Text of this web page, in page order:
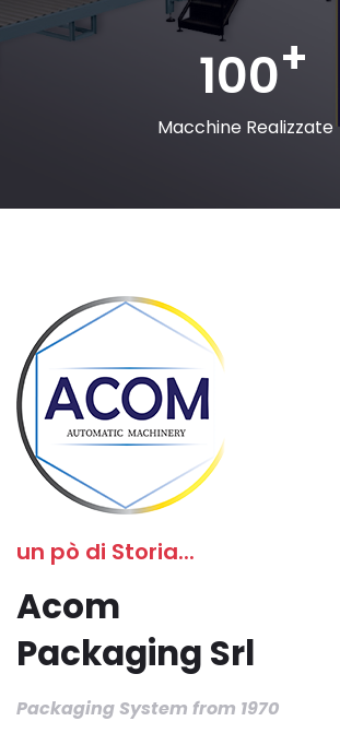
100
Macchine Realizzate
un pò di Storia...
Acom
Packaging Srl
Packaging System from 1970